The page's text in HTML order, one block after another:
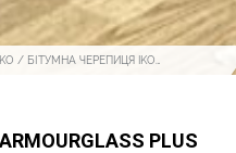
IKO / БІТУМНА ЧЕРЕПИЦЯ IKO
PLUS